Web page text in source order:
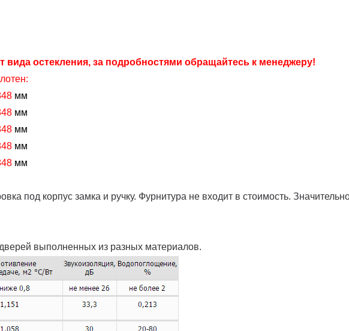
вида остекления, за подробностями обращайтесь к менеджеру!
мм
мм
мм
мм
мм
под корпус замка и ручку. Фурнитура не входит в стоимость.
выполненных из разных материалов.